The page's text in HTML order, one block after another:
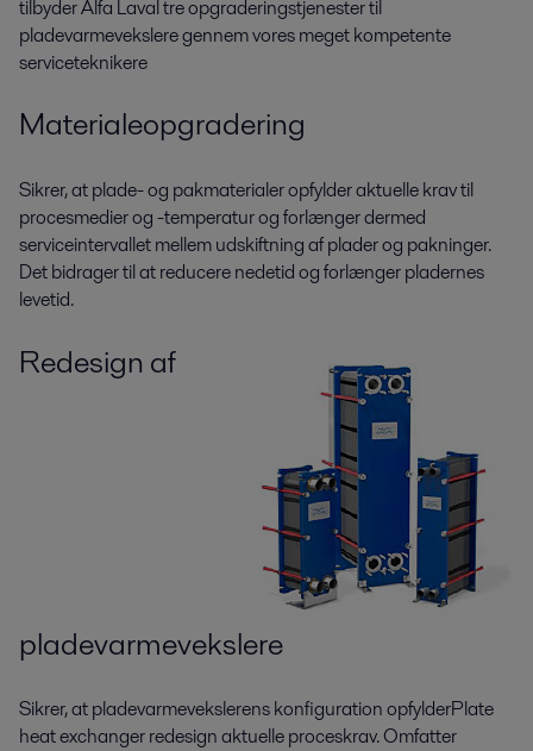
tilbyder Alfa Laval tre opgraderingstjenester til
pladevarmevekslere gennem vores meget kompetente
serviceteknikere
Materialeopgradering
Sikrer, at plade- og pakmaterialer opfylder aktuelle krav til
procesmedier og -temperatur og forlænger dermed
serviceintervallet mellem udskiftning af plader og pakninger.
Det bidrager til at reducere nedetid og forlænger pladernes
levetid.
Redesign af
pladevarmevekslere
Sikrer, at pladevarmevekslerens konfiguration opfylderPlate
heat exchanger redesign aktuelle proceskrav. Omfatter